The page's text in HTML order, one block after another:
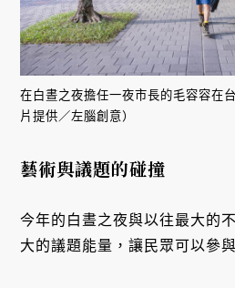
在白晝之夜擔任一夜市長的毛容容在
片提供／左腦創意）
藝術與議題的碰撞
今年的白晝之夜與以往最大的
大的議題能量，讓民眾可以參